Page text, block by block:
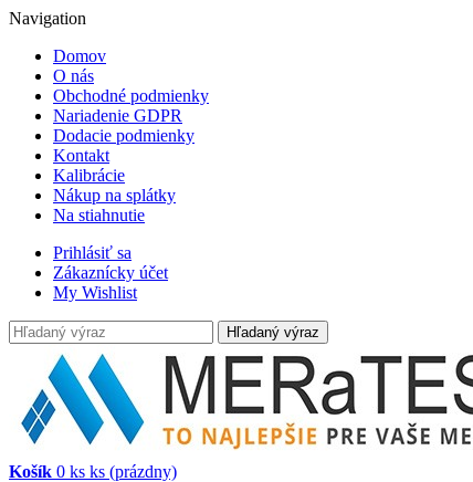
Navigation
Domov
O nás
Obchodné podmienky
Nariadenie GDPR
Dodacie podmienky
Kontakt
Kalibrácie
Nákup na splátky
Na stiahnutie
Prihlásiť sa
Zákaznícky účet
My Wishlist
Hľadaný výraz
Košík 0 ks ks (prázdny)